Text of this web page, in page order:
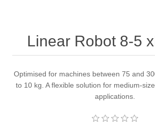
Linear Robot 8-5
Optimised for machines between 75 and
to 10 kg. A flexible solution for medium-
applications.